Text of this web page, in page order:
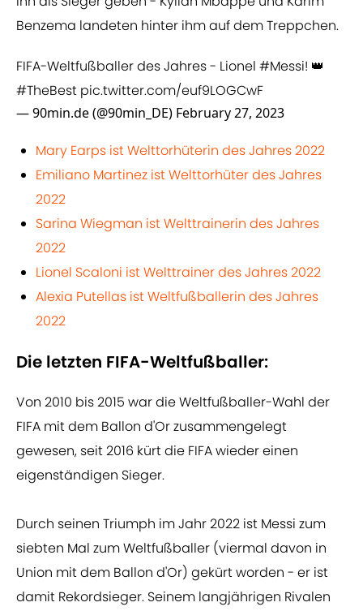
Benzema landeten hinter ihm auf dem Treppchen.
FIFA-Weltfußballer des Jahres - Lionel #Messi! 👑
#TheBest pic.twitter.com/euf9LOGCwF
— 90min.de (@90min_DE) February 27, 2023
Mary Earps ist Welttorhüterin des Jahres 2022
Emiliano Martinez ist Welttorhüter des Jahres
2022
Sarina Wiegman ist Welttrainerin des Jahres
2022
Lionel Scaloni ist Welttrainer des Jahres 2022
Alexia Putellas ist Weltfußballerin des Jahres
2022
Die letzten FIFA-Weltfußballer:
Von 2010 bis 2015 war die Weltfußballer-Wahl der
FIFA mit dem Ballon d'Or zusammengelegt
gewesen, seit 2016 kürt die FIFA wieder einen
eigenständigen Sieger.
Durch seinen Triumph im Jahr 2022 ist Messi zum
siebten Mal zum Weltfußballer (viermal davon in
Union mit dem Ballon d'Or) gekürt worden - er ist
damit Rekordsieger. Seinem langjährigen Rivalen